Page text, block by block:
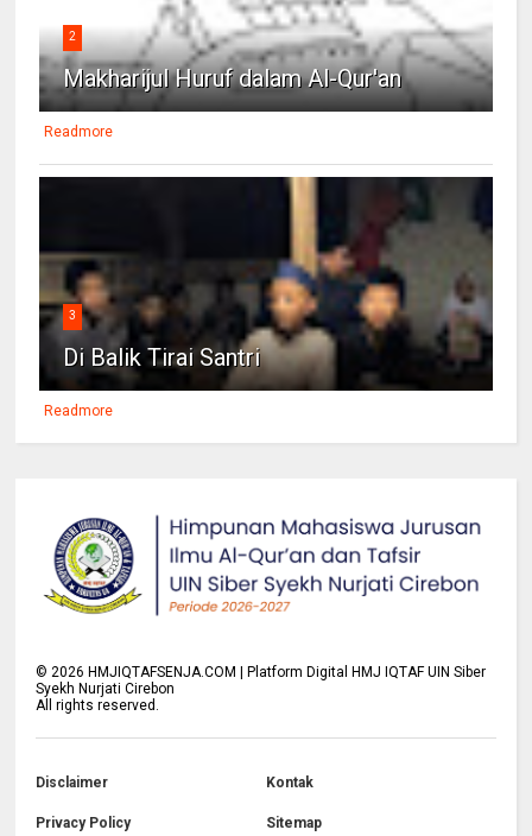
2
Makharijul Huruf dalam Al-Qur'an
Readmore
3
Di Balik Tirai Santri
Readmore
©2026 HMJIQTAFSENJA.COM | Platform Digital HMJ IQTAF UIN Siber
Syekh Nurjati Cirebon
All rights reserved.
Disclaimer Kontak
Privacy Policy Sitemap